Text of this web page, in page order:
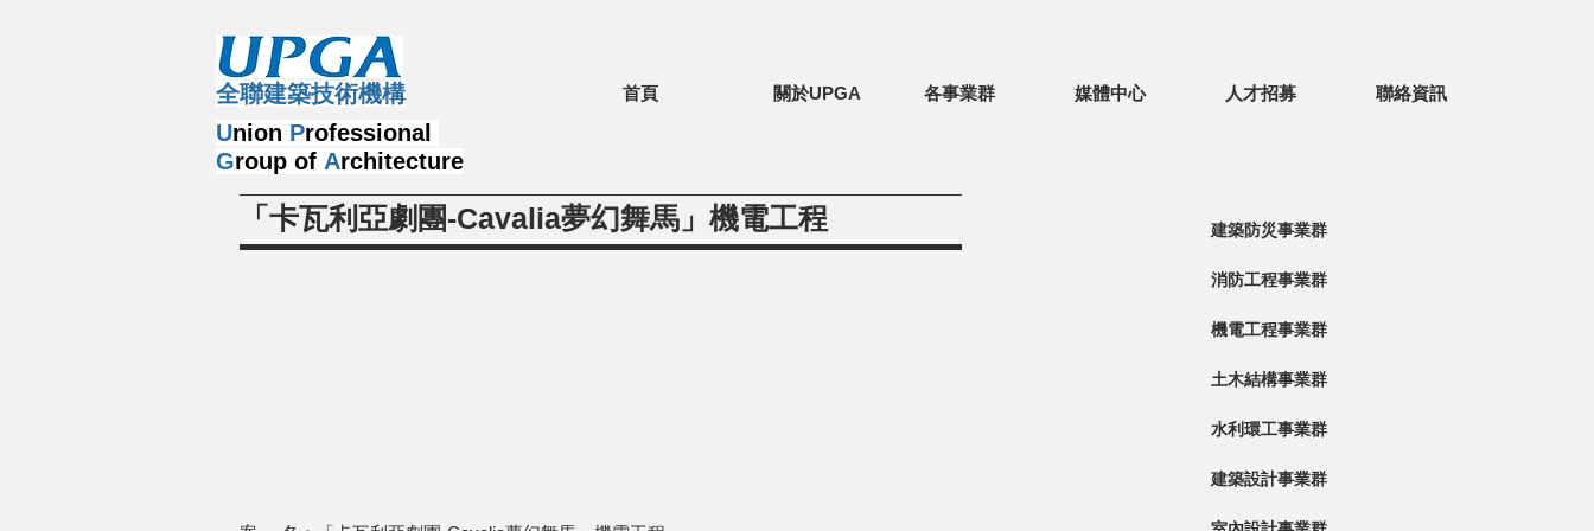
​全聯建築技術機構 首頁 關於UPGA 各事業群 媒體中心 人才招募 聯絡資訊
Union Professional
Group of Architecture
「卡瓦利亞劇團-Cavalia夢幻舞馬」機電工程
消防工程事業群
建築設計事業群
土木結構事業群
機電工程事業群
建築防災事業群
水利環工事業群